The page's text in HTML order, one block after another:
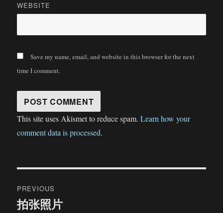
WEBSITE
Save my name, email, and website in this browser for the next
time I comment.
This site uses Akismet to reduce spam.Learn how your
comment data is processed.
navigation
PREVIOUS
Previous
拍张照片